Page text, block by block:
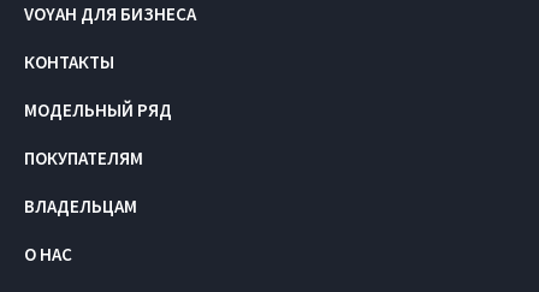
VOYAH ДЛЯ БИЗНЕСА
КОНТАКТЫ
МОДЕЛЬНЫЙ РЯД
ПОКУПАТЕЛЯМ
ВЛАДЕЛЬЦАМ
О НАС